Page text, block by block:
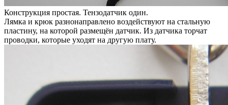
Конструкция простая. Тензодатчик один.
Лямка и крюк разнонаправлено воздействуют на стальную
пластину, на которой размещён датчик. Из датчика торчат
проводки, которые уходят на другую плату.